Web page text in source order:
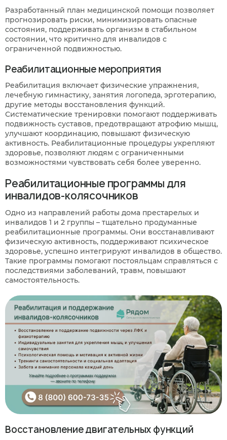
Разработанный план медицинской помощи позволяет
прогнозировать риски, минимизировать опасные
состояния, поддерживать организм в стабильном
состоянии, что критично для инвалидов с
ограниченной подвижностью.
Реабилитационные мероприятия
Реабилитация включает физические упражнения,
лечебную гимнастику, занятия логопеда, эрготерапию,
другие методы восстановления функций.
Систематические тренировки помогают поддерживать
подвижность суставов, предотвращают атрофию мышц,
улучшают координацию, повышают физическую
активность. Реабилитационные процедуры укрепляют
здоровье, позволяют людям с ограниченными
возможностями чувствовать себя более уверенно.
Реабилитационные программы для
инвалидов-колясочников
Одно из направлений работы дома престарелых и
инвалидов 1 и 2 группы – тщательно продуманные
реабилитационные программы. Они восстанавливают
физическую активность, поддерживают психическое
здоровье, успешно интегрируют инвалидов в общество.
Такие программы помогают постояльцам справляться с
последствиями заболеваний, травм, повышают
самостоятельность.
Восстановление двигательных функций